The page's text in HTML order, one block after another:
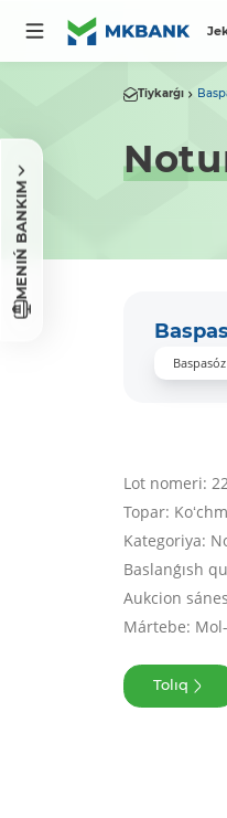
MENIŃ BANKIM
Tiykarǵı
Lot nomeri:
Topar:
Kategoriya:
Baslanǵısh
Aukcion
Mártebe:
Tolıq